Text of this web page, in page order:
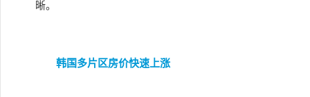
晰。
韩国多片区房价快速上涨